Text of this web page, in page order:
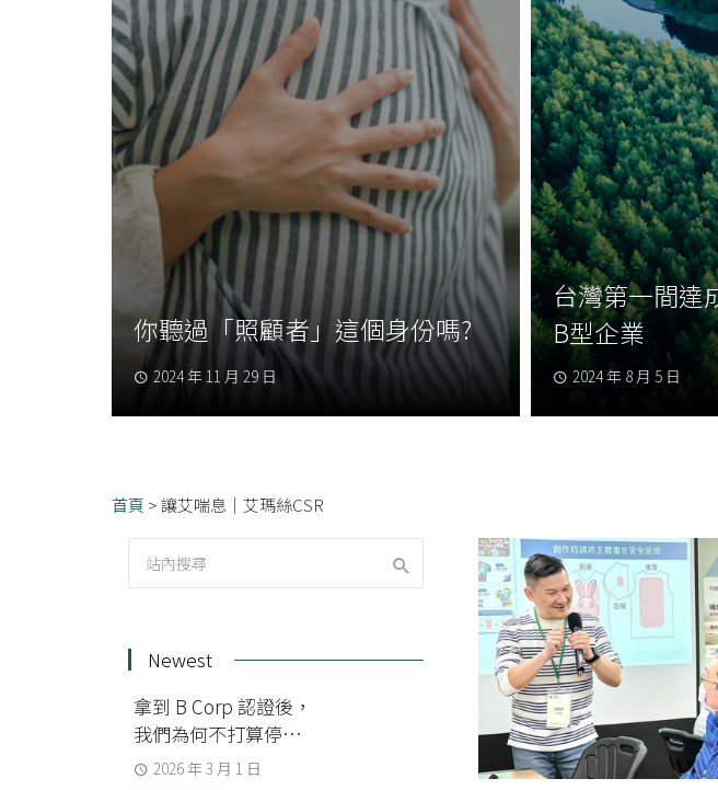
你聽過「照顧者」這個身份嗎?
2024 年 11 月 29 日
台灣第一間達
B型企業
2024 年 8 月 5 日
首頁 >讓艾喘息｜艾瑪絲CSR
Newest
拿到 B Corp 認證後，
我們為何不打算停下
來？2026 年 3 月 1 日